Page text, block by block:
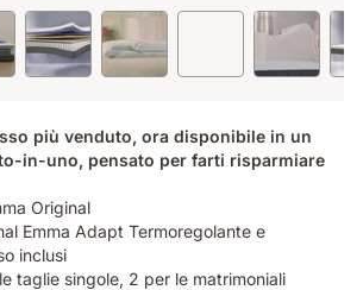
più venduto, ora disponibile in un
in-uno, pensato per farti risparmiare
Original
Emma Adapt Termoregolante e
inclusi
taglie singole, 2 per le matrimoniali